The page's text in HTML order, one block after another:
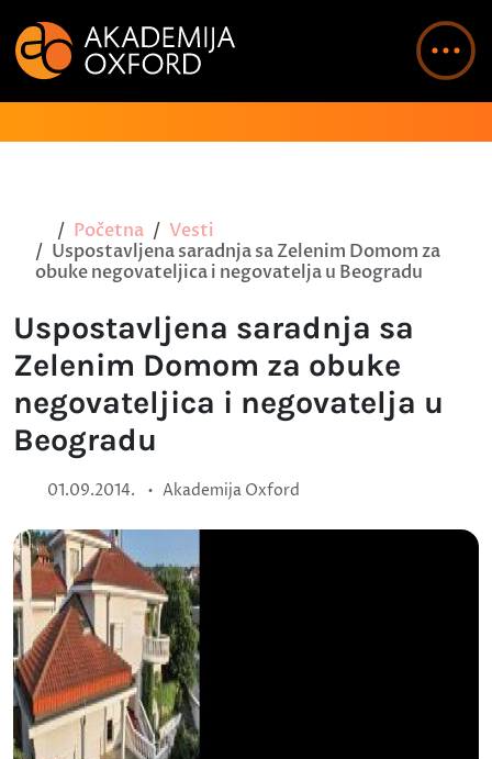
Početna
Vesti
Uspostavljena saradnja sa Zelenim Domom za
obuke negovateljica i negovatelja u Beogradu
Uspostavljena saradnja sa
Zelenim Domom za obuke
negovateljica i negovatelja u
Beogradu
01.09.2014. • Akademija Oxford